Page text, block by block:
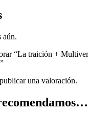
aún.
“La traición +
una valoración.